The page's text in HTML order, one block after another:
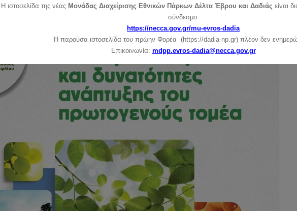
Η ιστοσελίδα της νέας Μονάδας Διαχείρισης Εθνικών Πάρκων Δέλτα Έβρου και Δαδιάς είναι
σύνδεσμο:
https://necca.gov.gr/mu-evros-dadia
Η παρούσα ιστοσελίδα του πρώην Φορέα (https://dadia-np.gr) πλέον δεν
Επικοινωνία: mdpp.evros-dadia@necca.gov.gr